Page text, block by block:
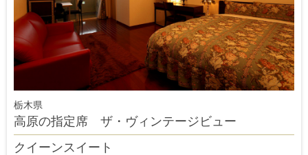
栃木県
高原の指定席 ザ・ヴィンテージビュー
クイーンスイート